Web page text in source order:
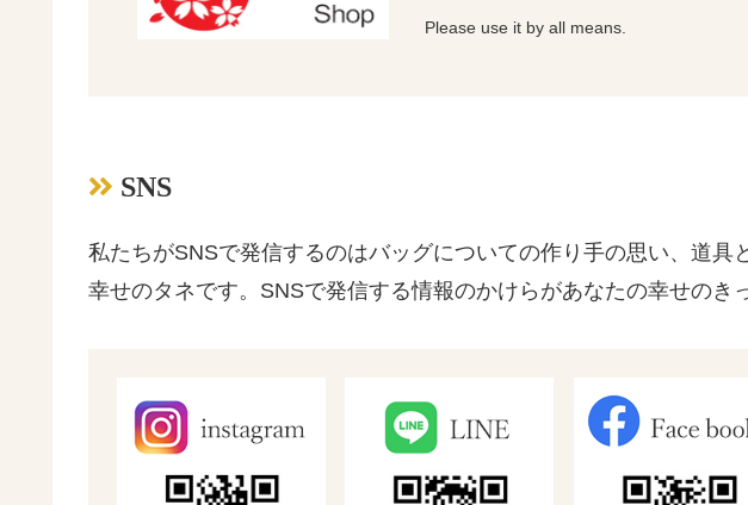
Please use it by all means.
SNS
私たちがSNSで発信するのはバッグについての作り手の思い、道
幸せのタネです。SNSで発信する情報のかけらがあなたの幸せのき